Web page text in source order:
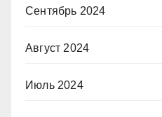
Сентябрь 2024
Август 2024
Июль 2024